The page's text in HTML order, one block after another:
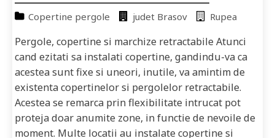
Copertine pergole judet Brasov Rupea
Pergole, copertine si marchize retractabile Atunci
cand ezitati sa instalati copertine, gandindu-va ca
acestea sunt fixe si uneori, inutile, va amintim de
existenta copertinelor si pergolelor retractabile.
Acestea se remarca prin flexibilitate intrucat pot
proteja doar anumite zone, in functie de nevoile de
moment. Multe locatii au instalate copertine si